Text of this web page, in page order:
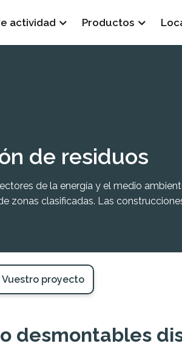
actividad Productos
de residuos
de la energía y el medio
zonas clasificadas. Las
Vuestro proyecto
desmontables